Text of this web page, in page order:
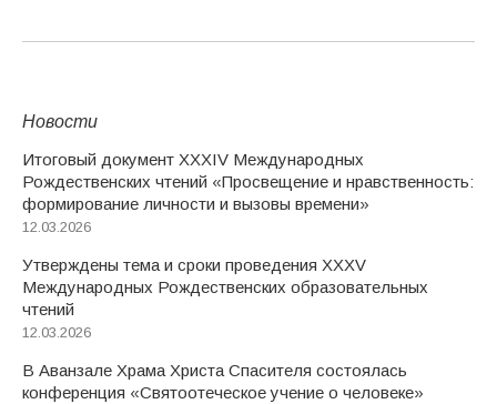
Новости
Итоговый документ XXХIV Международных
Рождественских чтений «Просвещение и нравственность:
формирование личности и вызовы времени»
12.03.2026
Утверждены тема и сроки проведения XXXV
Международных Рождественских образовательных
чтений
12.03.2026
В Аванзале Храма Христа Спасителя состоялась
конференция «Святоотеческое учение о человеке»